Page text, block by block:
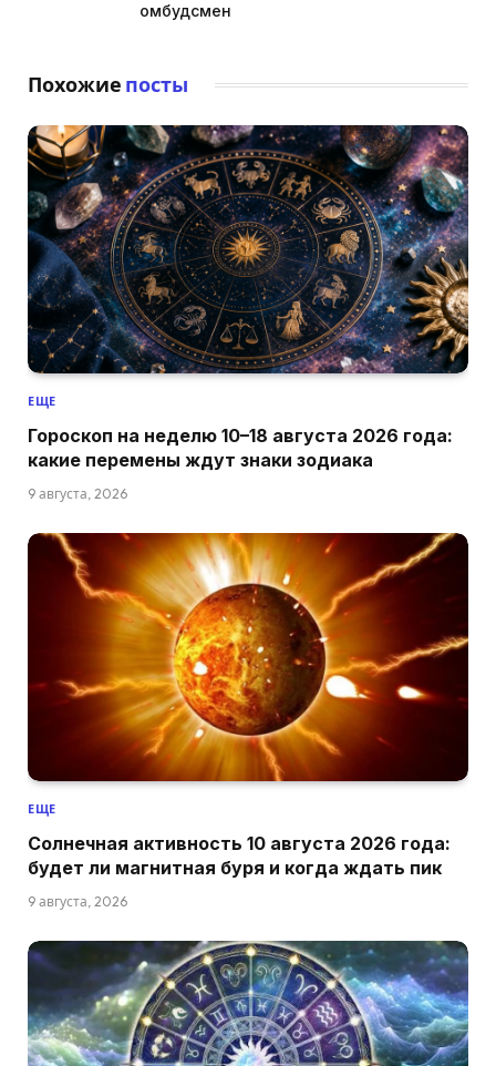
омбудсмен
Похожие посты
ЕЩЕ
Гороскоп на неделю 10–18 августа 2026 года:
какие перемены ждут знаки зодиака
9 августа, 2026
ЕЩЕ
Солнечная активность 10 августа 2026 года:
будет ли магнитная буря и когда ждать пик
9 августа, 2026